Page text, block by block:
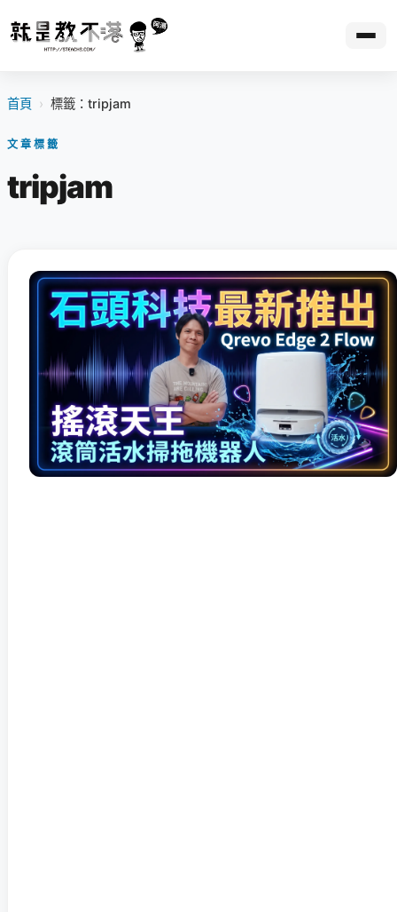
首頁 › 標籤：tripjam
文章標籤
tripjam